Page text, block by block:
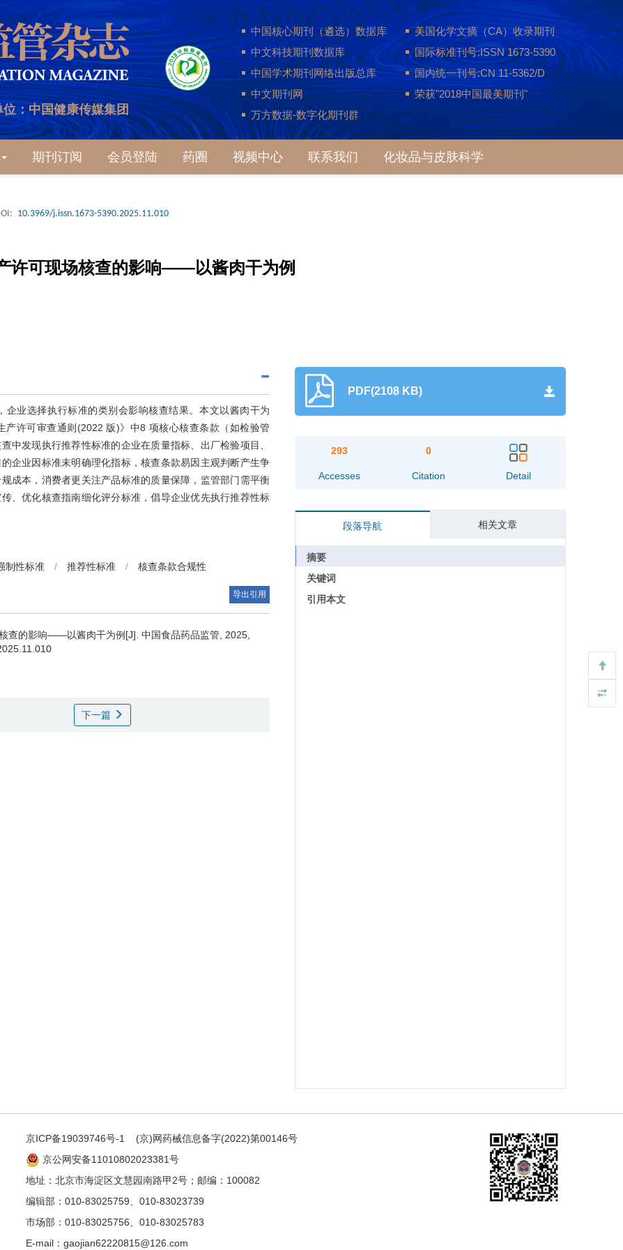
位：中国健康传媒集团
中国核心期刊（遴选）数据库
美国化学文摘（CA）收录期刊
国际标准刊号:ISSN 1673-5390
中文科技期刊数据库
国内统一刊号:CN 11-5362/D
中国学术期刊网络出版总库
荣获"2018中国最美期刊"
中文期刊网
万方数据-数字化期刊群
期刊订阅 会员登陆 药圈 视频中心 联系我们 化妆品与皮肤科学
10.3969/j.issn.1673-5390.2025.11.010
许可现场核查的影响——以酱肉干为例
业选择执行标准的类别会影响核查结果。本文以酱肉干为
许可审查通则(2022 版)》中8 项核心核查条款（如检验管
中发现执行推荐性标准的企业在质量指标、出厂检验项目、
企业因标准未明确理化指标，核查条款易因主观判断产生争
成本，消费者更关注产品标准的质量保障，监管部门需平衡
、优化核查指南细化评分标准，倡导企业优先执行推荐性标
制性标准 / 推荐性标准 / 核查条款合规性
导出引用
查的影响——以酱肉干为例[J]. 中国食品药品监管, 2025,
下一篇
PDF(2108 KB)
293
Accesses
0
Citation Detail
段落导航 相关文章
摘要
关键词
引用本文
京ICP备19039746号-1
(京)网药械信息备字(2022)第00146号
京公网安备11010802023381号
地址：北京市海淀区文慧园南路甲2号；邮编：100082
编辑部：010-83025759、010-83023739
市场部：010-83025756、010-83025783
E-mail：gaojian62220815@126.com